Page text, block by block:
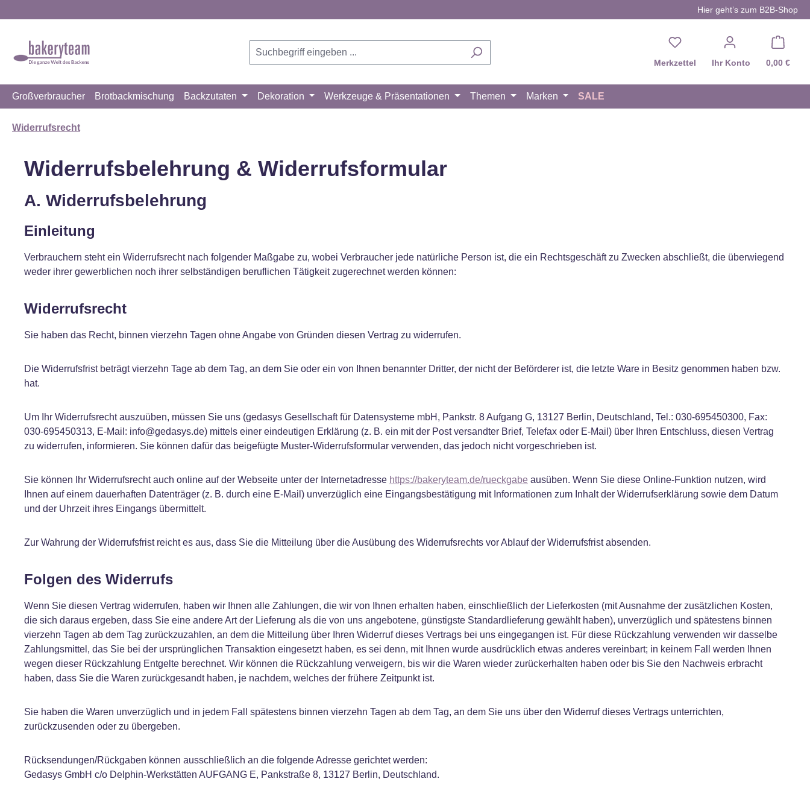
Hier geht’s zum B2B-Shop
Merkzettel Du hast 0 Produkte auf
Ihr Konto 0,00 €
Großverbraucher Brotbackmischung Backzutaten Dekoration Werkzeuge & Präsentationen Themen Marken SALE
Widerrufsrecht
Widerrufsbelehrung & Widerrufsformular
A. Widerrufsbelehrung
Einleitung
Verbrauchern steht ein Widerrufsrecht nach folgender Maßgabe zu, wobei Verbraucher jede natürliche Person ist, die ein Rechtsgeschäft zu Zwecken abschließt, die überwiegend
weder ihrer gewerblichen noch ihrer selbständigen beruflichen Tätigkeit zugerechnet werden können:
Widerrufsrecht
Sie haben das Recht, binnen vierzehn Tagen ohne Angabe von Gründen diesen Vertrag zu widerrufen.
Die Widerrufsfrist beträgt vierzehn Tage ab dem Tag, an dem Sie oder ein von Ihnen benannter Dritter, der nicht der Beförderer ist, die letzte Ware in Besitz genommen haben bzw.
hat.
Um Ihr Widerrufsrecht auszuüben, müssen Sie uns (gedasys Gesellschaft für Datensysteme mbH, Pankstr. 8 Aufgang G, 13127 Berlin, Deutschland, Tel.: 030-695450300, Fax:
030-695450313, E-Mail: info@gedasys.de) mittels einer eindeutigen Erklärung (z. B. ein mit der Post versandter Brief, Telefax oder E-Mail) über Ihren Entschluss, diesen Vertrag
zu widerrufen, informieren. Sie können dafür das beigefügte Muster-Widerrufsformular verwenden, das jedoch nicht vorgeschrieben ist.
Sie können Ihr Widerrufsrecht auch online auf der Webseite unter der Internetadresse https://bakeryteam.de/rueckgabe ausüben. Wenn Sie diese Online-Funktion nutzen, wird
Ihnen auf einem dauerhaften Datenträger (z. B. durch eine E-Mail) unverzüglich eine Eingangsbestätigung mit Informationen zum Inhalt der Widerrufserklärung sowie dem Datum
und der Uhrzeit ihres Eingangs übermittelt.
Zur Wahrung der Widerrufsfrist reicht es aus, dass Sie die Mitteilung über die Ausübung des Widerrufsrechts vor Ablauf der Widerrufsfrist absenden.
Folgen des Widerrufs
Wenn Sie diesen Vertrag widerrufen, haben wir Ihnen alle Zahlungen, die wir von Ihnen erhalten haben, einschließlich der Lieferkosten (mit Ausnahme der zusätzlichen Kosten,
die sich daraus ergeben, dass Sie eine andere Art der Lieferung als die von uns angebotene, günstigste Standardlieferung gewählt haben), unverzüglich und spätestens binnen
vierzehn Tagen ab dem Tag zurückzuzahlen, an dem die Mitteilung über Ihren Widerruf dieses Vertrags bei uns eingegangen ist. Für diese Rückzahlung verwenden wir dasselbe
Zahlungsmittel, das Sie bei der ursprünglichen Transaktion eingesetzt haben, es sei denn, mit Ihnen wurde ausdrücklich etwas anderes vereinbart; in keinem Fall werden Ihnen
wegen dieser Rückzahlung Entgelte berechnet. Wir können die Rückzahlung verweigern, bis wir die Waren wieder zurückerhalten haben oder bis Sie den Nachweis erbracht
haben, dass Sie die Waren zurückgesandt haben, je nachdem, welches der frühere Zeitpunkt ist.
Sie haben die Waren unverzüglich und in jedem Fall spätestens binnen vierzehn Tagen ab dem Tag, an dem Sie uns über den Widerruf dieses Vertrags unterrichten,
zurückzusenden oder zu übergeben.
Rücksendungen/Rückgaben können ausschließlich an die folgende Adresse gerichtet werden:
Gedasys GmbH c/o Delphin-Werkstätten AUFGANG E, Pankstraße 8, 13127 Berlin, Deutschland.